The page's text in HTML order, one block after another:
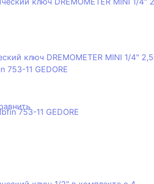
ключ DREMOMETER MINI 1/4"
11 GEDORE